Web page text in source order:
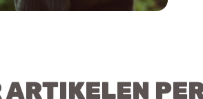
ARTIKELEN